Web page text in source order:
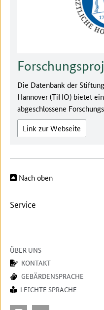
Die Datenbank der
Hannover (TiHO) bietet
abgeschlossene
Link zur Webseite
Nach oben
Service
ÜBER UNS
KONTAKT
GEBÄRDENSPRACHE
LEICHTE SPRACHE